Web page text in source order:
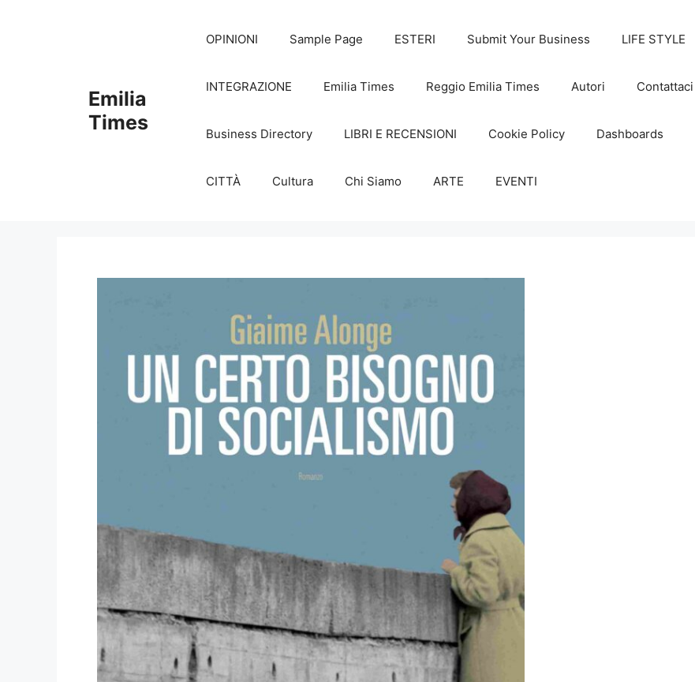
Emilia
Times
OPINIONI Sample Page ESTERI Submit Your Business LIFE STYLE
INTEGRAZIONE Emilia Times Reggio Emilia Times Autori Contattaci
Business Directory LIBRI E RECENSIONI Cookie Policy Dashboards
CITTÀ Cultura Chi Siamo ARTE EVENTI